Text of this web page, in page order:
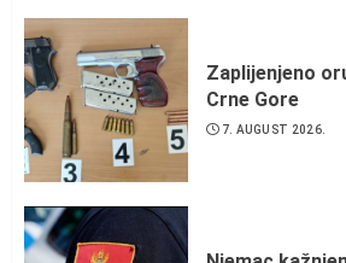
Zaplijenjeno
Crne Gore
7. AUGUST 2026.